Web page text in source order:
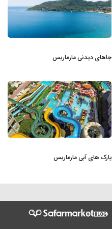
جاهای دیدنی مارماریس
پارک های آبی مارماریس